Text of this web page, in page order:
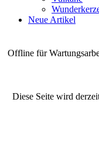
Neue Artikel
Offline für
Diese Seite wird